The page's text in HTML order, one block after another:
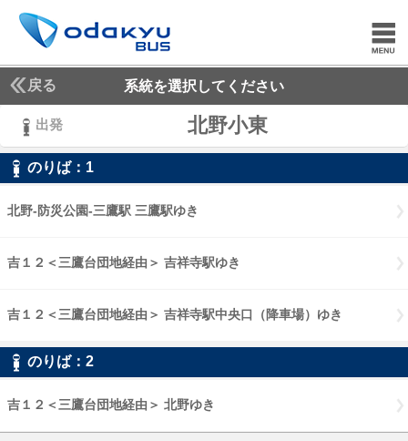
戻る 系統を選択してください
出発 北野小東
のりば： 1
1
北野-防災公園-三鷹駅 三鷹駅ゆき
吉１２＜三鷹台団地経由＞ 吉祥寺駅ゆき
吉１２＜三鷹台団地経由＞ 吉祥寺駅中央口（降車場）ゆき
のりば： 2
2
吉１２＜三鷹台団地経由＞ 北野ゆき